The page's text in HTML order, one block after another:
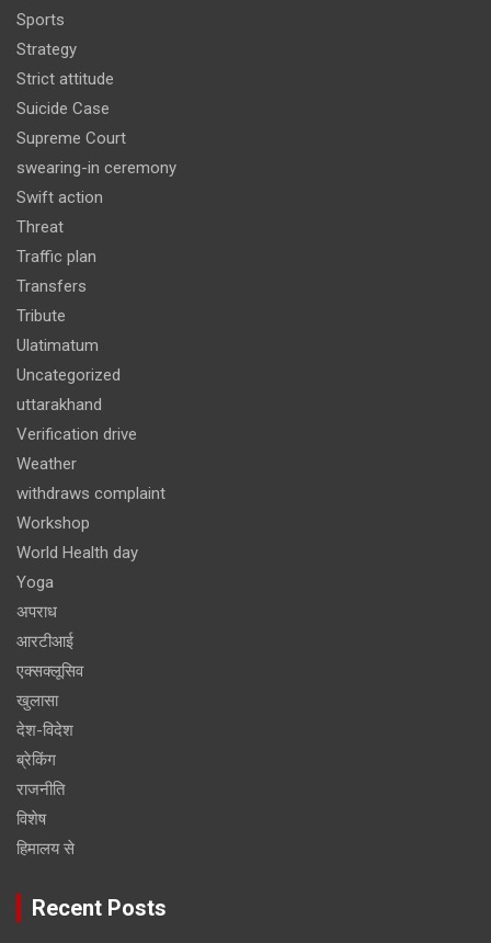
Sports
Strategy
Strict attitude
Suicide Case
Supreme Court
swearing-in ceremony
Swift action
Threat
Traffic plan
Transfers
Tribute
Ulatimatum
Uncategorized
uttarakhand
Verification drive
Weather
withdraws complaint
Workshop
World Health day
Yoga
अपराध
आरटीआई
एक्सक्लूसिव
खुलासा
देश-विदेश
ब्रेकिंग
राजनीति
विशेष
हिमालय से
Recent Posts